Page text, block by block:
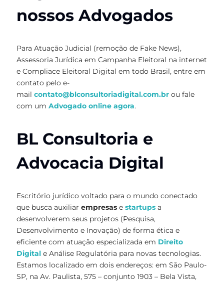
nossos Advogados
Para Atuação Judicial (remoção de Fake News),
Assessoria Jurídica em Campanha Eleitoral na internet
e Compliace Eleitoral Digital em todo Brasil, entre em
contato pelo e-
mail contato@blconsultoriadigital.com.br ou fale
com um Advogado online agora.
BL Consultoria e
Advocacia Digital
Escritório jurídico voltado para o mundo conectado
que busca auxiliar empresas e startups a
desenvolverem seus projetos (Pesquisa,
Desenvolvimento e Inovação) de forma ética e
eficiente com atuação especializada em Direito
Digital e Análise Regulatória para novas tecnologias.
Estamos localizado em dois endereços: em São Paulo-
SP, na Av. Paulista, 575 – conjunto 1903 – Bela Vista,